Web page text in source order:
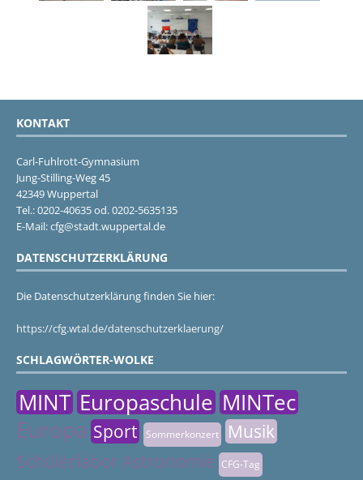
KONTAKT
Carl-Fuhlrott-Gymnasium
Jung-Stilling-Weg 45
42349 Wuppertal
Tel.: 0202-40635 od. 0202-5635135
E-Mail: cfg@stadt.wuppertal.de
DATENSCHUTZERKLÄRUNG
Die Datenschutzerklärung finden Sie hier:
https://cfg.wtal.de/datenschutzerklaerung/
SCHLAGWÖRTER-WOLKE
MINT Europaschule MINTec
Europa Sport Sommerkonzert
Musik
Schülerlabor Astronomie CFG-Tag